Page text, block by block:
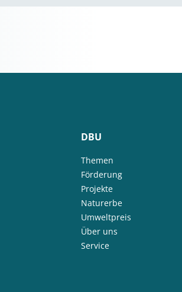
DBU
Themen
Förderung
Projekte
Naturerbe
Umweltpreis
Über uns
Service